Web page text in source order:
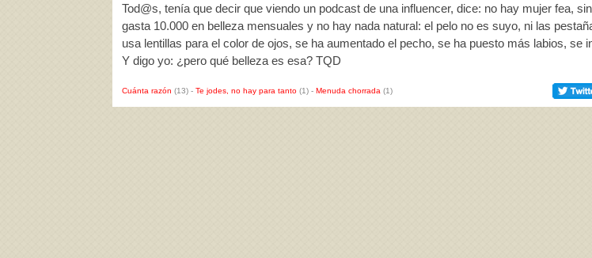
Tod@s, tenía que decir que viendo un podcast de una influencer, dice: no hay mujer fea,
gasta 10.000 en belleza mensuales y no hay nada natural: el pelo no es suyo, ni las
usa lentillas para el color de ojos, se ha aumentado el pecho, se ha puesto más labios, se
Y digo yo: ¿pero qué belleza es esa? TQD
Cuánta razón (13) - Te jodes, no hay para tanto (1) - Menuda chorrada (1)